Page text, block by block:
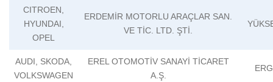
CITROEN,
HYUNDAI,
OPEL
ERDEMİR MOTORLU ARAÇLAR SAN.
VE TİC. LTD. ŞTİ.
AUDI, SKODA,
VOLKSWAGEN
EREL OTOMOTİV SANAYİ TİCARET
A.Ş.